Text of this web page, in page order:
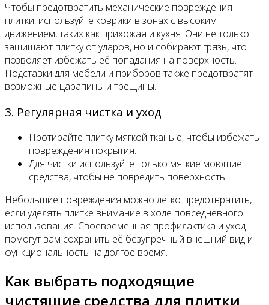
Чтобы предотвратить механические повреждения
плитки, используйте коврики в зонах с высоким
движением, таких как прихожая и кухня. Они не только
защищают плитку от ударов, но и собирают грязь, что
позволяет избежать её попадания на поверхность.
Подставки для мебели и приборов также предотвратят
возможные царапины и трещины.
3. Регулярная чистка и уход
Протирайте плитку мягкой тканью, чтобы избежать
повреждения покрытия.
Для чистки используйте только мягкие моющие
средства, чтобы не повредить поверхность.
Небольшие повреждения можно легко предотвратить,
если уделять плитке внимание в ходе повседневного
использования. Своевременная профилактика и уход
помогут вам сохранить её безупречный внешний вид и
функциональность на долгое время.
Как выбрать подходящие
чистящие средства для плитки